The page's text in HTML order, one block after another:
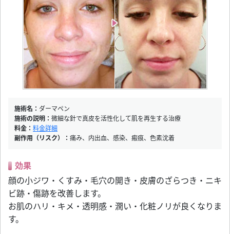
施術名： ダーマペン
施術の説明： 微細な針で真皮を活性化して肌を再生する治療
料金： 料金詳細
副作用（リスク）： 痛み、内出血、感染、瘢痕、色素沈着
効果
顔の小ジワ・くすみ・毛穴の開き・皮膚のざらつき・ニキ
ビ跡・傷跡を改善します。
お肌のハリ・キメ・透明感・潤い・化粧ノリが良くなりま
す。